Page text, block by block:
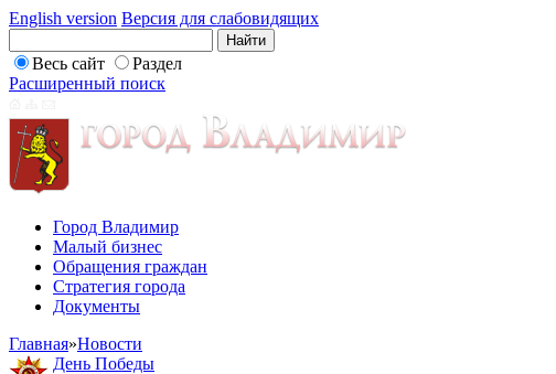
English version Версия для слабовидящих
Весь сайт
Раздел
Расширенный поиск
Город Владимир
Малый бизнес
Обращения граждан
Стратегия города
Документы
Главная»Новости
День Победы